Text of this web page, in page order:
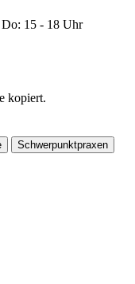
15 - 18 Uhr
kopiert.
Schwerpunktpraxen